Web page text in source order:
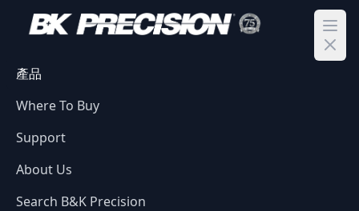
產品
Where To Buy
Support
About Us
Search B&K Precision